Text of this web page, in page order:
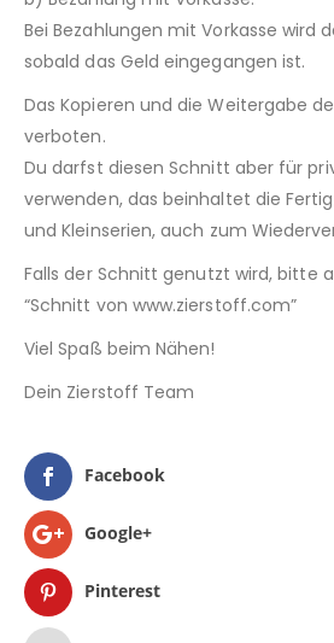
Bei Bezahlungen mit Vorkasse wird
sobald das Geld eingegangen ist.
Das Kopieren und die Weitergabe
verboten.
Du darfst diesen Schnitt aber für
verwenden, das beinhaltet die
und Kleinserien, auch zum
Falls der Schnitt genutzt wird, bitte
“Schnitt von www.zierstoff.com”
Viel Spaß beim Nähen!
Dein Zierstoff Team
Facebook
Google+
Pinterest